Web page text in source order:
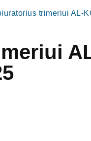
trimeriui AL-